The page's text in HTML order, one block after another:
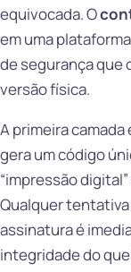
equivocada. O
em uma
de segurança que
versão física.
A primeira
gera um código
“impressão
Qualquer
assinatura é
integridade do